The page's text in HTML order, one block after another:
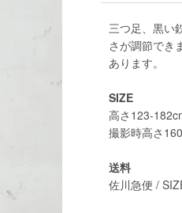
三つ足、黒い
さが調節でき
あります。
SIZE
高さ123-
撮影時高さ
送料
佐川急便 /